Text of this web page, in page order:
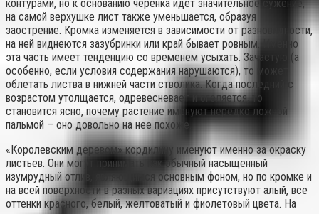
контурами, но к основанию черенка идет значительное сужение,
на самой верхушке лист также уменьшается, образуя
заострение. Кромка изменяется в зависимости от разновидности,
на ней виднеются зазубринки или край бывает ровным. Именно
эта часть имеет тенденцию со временем усыхать. Зачастую (а
особенно, если условия содержания нарушаются), то может
облетать листва в нижней части стволика. Когда последний с
возрастом утолщается, одревесневает и оголяется, то
становится ясно, почему растение именуют нередко ложной
пальмой – оно довольно на нее похоже.
«Королевским деревом» кордилину именуют именно за окраску
листьев. Они могут принимать как обычный насыщенный
изумрудный отлив, являющимся основным фоном, но по кромке и
на всей поверхности в разных вариациях присутствуют алый, все
оттенки красного, белый, желтоватый и фиолетовый цвета. На